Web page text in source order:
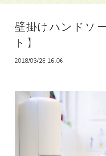
壁掛けハンドソ
ト】
2018/03/28 16:06